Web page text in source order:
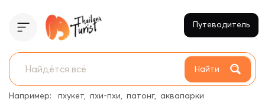
Найти
Например: пхукет пхи-пхи патонг аквапарки
Путеводитель